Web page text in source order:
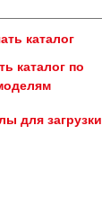
каталог
каталог по
для загрузки